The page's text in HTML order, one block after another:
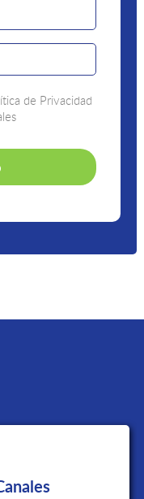
de Privacidad